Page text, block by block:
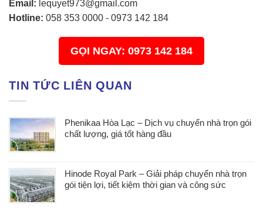
Email: lequyet973@gmail.com
Hotline: 058 353 0000 - 0973 142 184
GỌI NGAY: 0973 142 184
TIN TỨC LIÊN QUAN
Phenikaa Hòa Lạc – Dịch vụ chuyển nhà trọn gói
chất lượng, giá tốt hàng đầu
Hinode Royal Park – Giải pháp chuyển nhà trọn
gói tiện lợi, tiết kiệm thời gian và công sức